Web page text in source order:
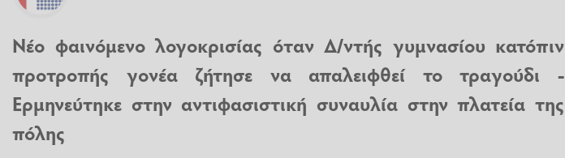
Νέο φαινόμενο λογοκρισίας όταν Δ/ντής γυμνασίου κατόπιν
προτροπής γονέα ζήτησε να απαλειφθεί το τραγούδι -
Ερμηνεύτηκε στην αντιφασιστική συναυλία στην πλατεία της
πόλης